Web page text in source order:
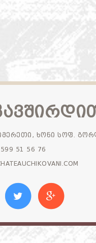
ᲮᲝᲜᲘ ᲡᲝᲤ.
599 51 56 76